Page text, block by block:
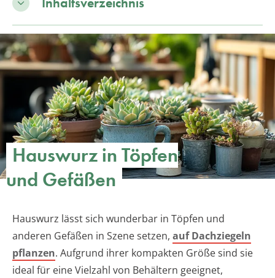
Hauswurz in Töpfen
und Gefäßen
Hauswurz lässt sich wunderbar in Töpfen und
anderen Gefäßen in Szene setzen, auf Dachziegeln
pflanzen. Aufgrund ihrer kompakten Größe sind sie
ideal für eine Vielzahl von Behältern geeignet,